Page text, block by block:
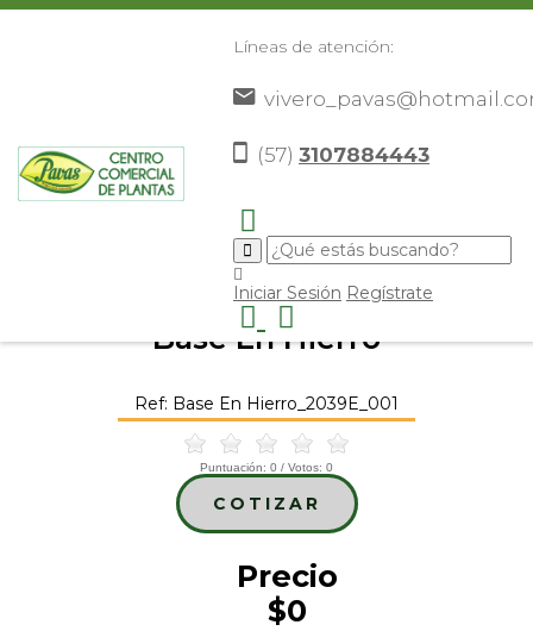
Líneas de atención:
(57) 3107884443
Iniciar Sesión Regístrate
Elementos Decorativos>Bases y
Base En Hierro
Base En Hierro
Ref: Base En Hierro_2039E_001
Puntuación: 0 / Votos: 0
COTIZAR
Precio
$0